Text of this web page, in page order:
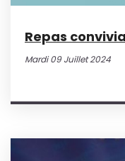
Repas
Mardi 09 Juillet 2024